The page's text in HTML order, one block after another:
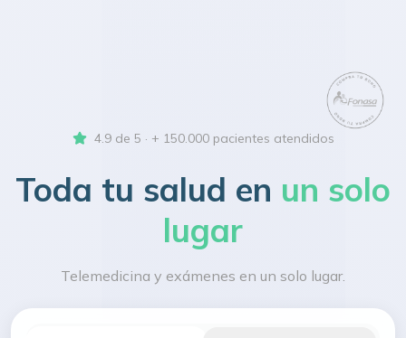
4.9 de 5 · + 150.000 pacientes atendidos
Toda tu salud en un solo
lugar
Telemedicina y exámenes en un solo lugar.